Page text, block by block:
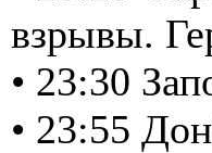
взрывы.
• 23:30
• 23:55